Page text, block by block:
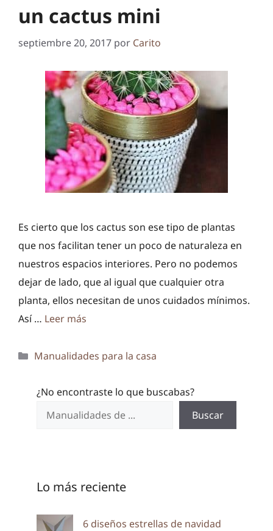
un cactus mini
septiembre 20, 2017 por Carito
Es cierto que los cactus son ese tipo de plantas
que nos facilitan tener un poco de naturaleza en
nuestros espacios interiores. Pero no podemos
dejar de lado, que al igual que cualquier otra
planta, ellos necesitan de unos cuidados mínimos.
Así … Leer más
Categorías
Manualidades para la casa
¿No encontraste lo que buscabas?
Buscar
Lo más reciente
6 diseños estrellas de navidad